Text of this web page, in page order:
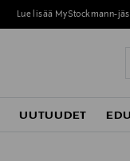
Lue lisää MyStockmann-
UUTUUDET